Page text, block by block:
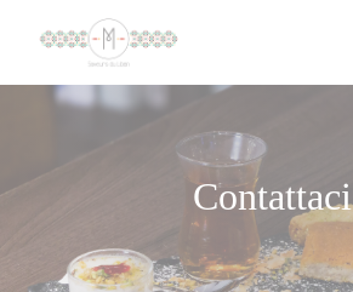
Personalizzazione delle tue scelte sui cookie
Contattaci